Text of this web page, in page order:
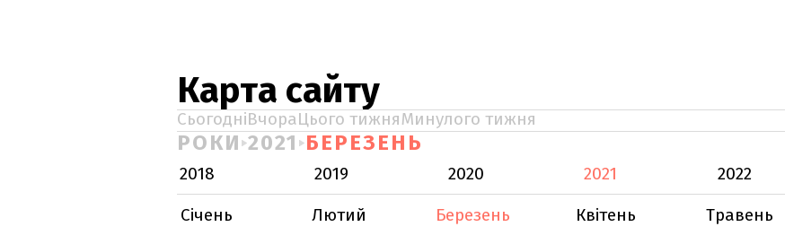
Карта сайту
СьогодніВчораЦього тижняМинулого тижня
РОКИ 2021 БЕРЕЗЕНЬ
2018 2019 2020 2021
2022
Січень
Лютий Березень Квітень Травень